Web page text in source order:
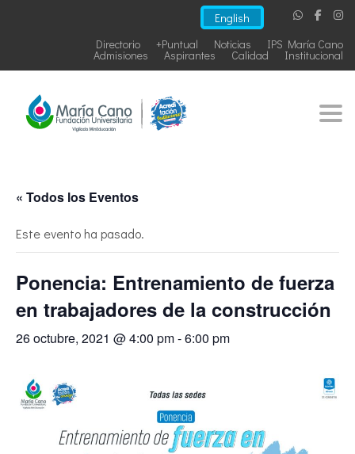
English
IPS María Cano
Noticias
+Puntual
Directorio
Institucional
Calidad
Aspirantes
Admisiones
« Todos los Eventos
Este evento ha pasado.
Ponencia: Entrenamiento de fuerza
en trabajadores de la construcción
26 octubre, 2021 @ 4:00 pm-6:00 pm